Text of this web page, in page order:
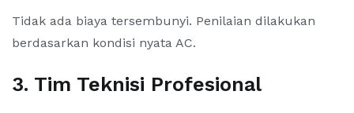
Tidak ada biaya tersembunyi. Penilaian dilakukan
berdasarkan kondisi nyata AC.
3. Tim Teknisi Profesional